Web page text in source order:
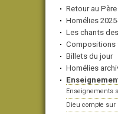
Retour au
Homélies
Les chants
Compositions
Billets du jour
Homélies
Enseignements
Dieu compte sur